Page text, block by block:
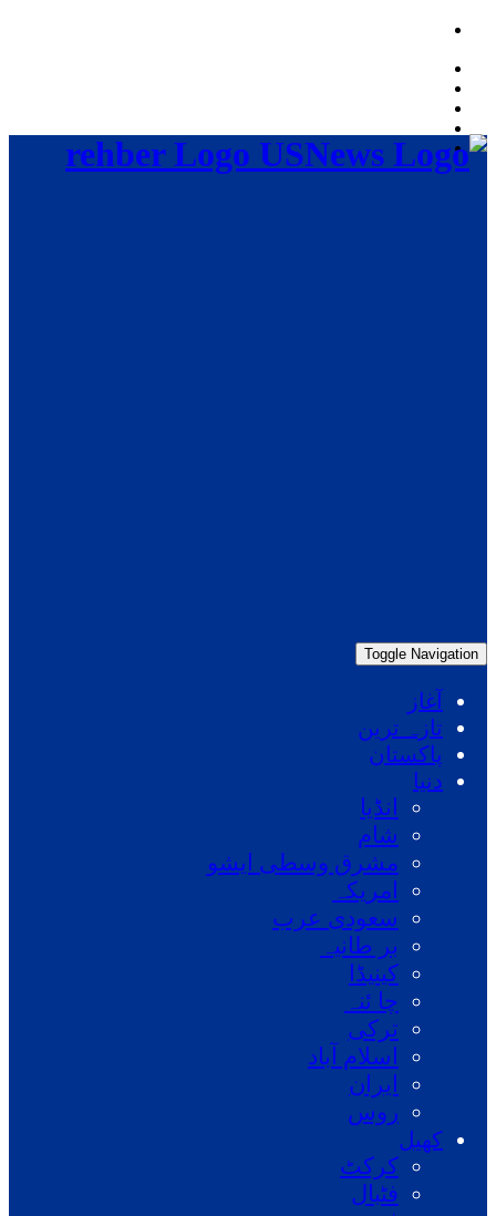
rehber Logo
Toggle Navigation
آغاز
تازہ ترین
پاکستان
دنیا
انڈیا
شام
مشرق وسطی ایشو
امریکہ
سعودی عرب
بر طانیہ
کینیڈا
چا ئنہ
ترکی
اسلام آباد
ایران
روس
کھیل
کرکٹ
فٹبال